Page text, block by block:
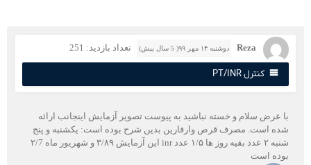
Reza دوشنبه ۱۴ مهر ۹۹( 5 سال پیش) تعداد بازدید: 251
کنترل PT/INR
عرض سلام و خسته نباشید به پیوست تصویر آزمایش اینجانب ارائه
است. مصرف قرص وارفارین بدین شرح بوده است: یکشنبه و پنج
شنبه ۲ عدد بقیه روز ها ۱/۵ عدد inr این آزمایش ۳/۸۹ و شهریور ماه ۲/7
است